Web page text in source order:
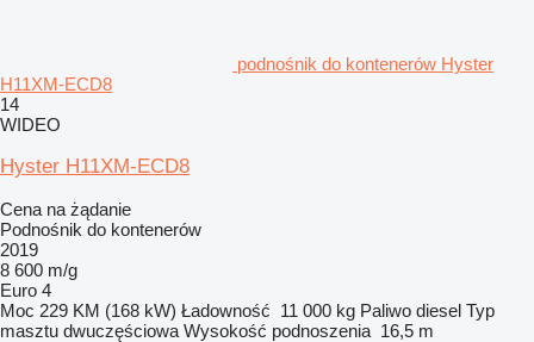
podnośnik do kontenerów Hyster
H11XM-ECD8
14
WIDEO
Hyster H11XM-ECD8
Cena na żądanie
Podnośnik do kontenerów
2019
8 600 m/g
Euro 4
Moc 229 KM (168 kW) Ładowność 11 000 kg Paliwo diesel Typ
masztu dwuczęściowa Wysokość podnoszenia 16,5 m